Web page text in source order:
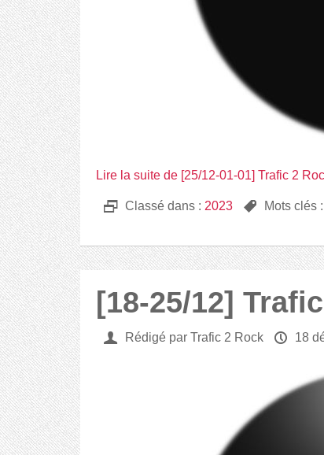
Lire la suite de [25/12-01-01] Trafic 2
D Classé dans : 2023 , Mots clés
[18-25/12]
U Rédigé par Trafic 2 Rock P 18